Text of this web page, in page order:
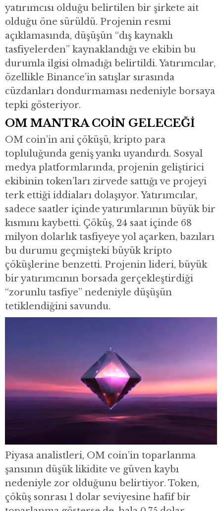
yatırımcısı olduğu belirtilen bir şirkete ait
olduğu öne sürüldü. Projenin resmi
açıklamasında, düşüşün “dış kaynaklı
tasfiyelerden” kaynaklandığı ve ekibin bu
durumla ilgisi olmadığı belirtildi. Yatırımcılar,
özellikle Binance’in satışlar sırasında
cüzdanları dondurmaması nedeniyle borsaya
tepki gösteriyor.
OM MANTRA COİN GELECEĞİ
OM coin’in ani çöküşü, kripto para
topluluğunda geniş yankı uyandırdı. Sosyal
medya platformlarında, projenin geliştirici
ekibinin token’ları zirvede sattığı ve projeyi
terk ettiği iddiaları dolaşıyor. Yatırımcılar,
sadece saatler içinde yatırımlarının büyük bir
kısmını kaybetti. Çöküş, 24 saat içinde 68
milyon dolarlık tasfiyeye yol açarken, bazıları
bu durumu geçmişteki büyük kripto
çöküşlerine benzetti. Projenin lideri, büyük
bir yatırımcının borsada gerçekleştirdiği
“zorunlu tasfiye” nedeniyle düşüşün
tetiklendiğini savundu.
Piyasa analistleri, OM coin’in toparlanma
şansının düşük likidite ve güven kaybı
nedeniyle zor olduğunu belirtiyor. Token,
çöküş sonrası 1 dolar seviyesine hafif bir